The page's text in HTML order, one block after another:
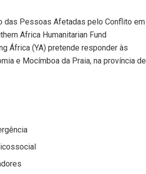
das Pessoas Afetadas pelo Conflito em
Africa Humanitarian Fund
África (YA) pretende responder às
e Mocímboa da Praia, na província de